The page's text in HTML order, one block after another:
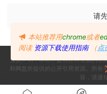
请
免责声明：本站不提供任何资源的在
和网盘所提供的公开引用资源。所有
容，请通
本站推荐用chrome或者
阅读 资源下载使用指南 （点